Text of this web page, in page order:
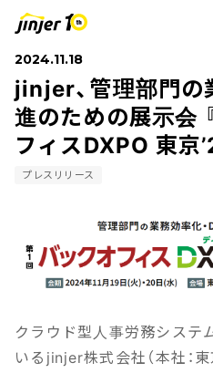
2024.11.18
jinjer、管理部門の
進のための展示会
フィスDXPO 東京
プレスリリース
クラウド型人事労務システ
いるjinjer株式会社（本社：